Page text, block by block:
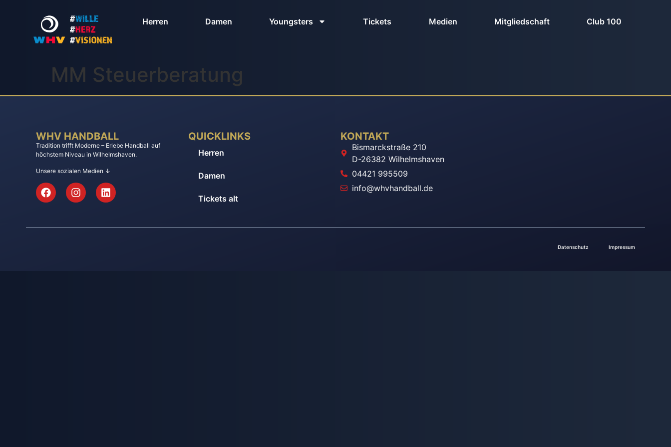
Herren Damen Youngsters Tickets Medien Mitgliedschaft Club 100
MM Steuerberatung
WHV HANDBALL
Tradition trifft Moderne – Erlebe Handball auf
höchstem Niveau in Wilhelmshaven.
Unsere sozialen Medien ↓
QUICKLINKS
Herren
Damen
Tickets alt
KONTAKT
Bismarckstraße 210
D-26382 Wilhelmshaven
04421 995509
info@whvhandball.de
Datenschutz Impressum